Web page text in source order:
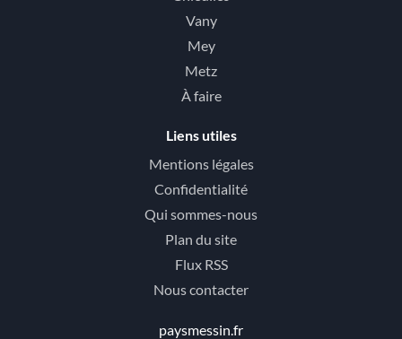
Vany
Mey
Metz
À faire
Liens utiles
Mentions légales
Confidentialité
Qui sommes-nous
Plan du site
Flux RSS
Nous contacter
paysmessin.fr